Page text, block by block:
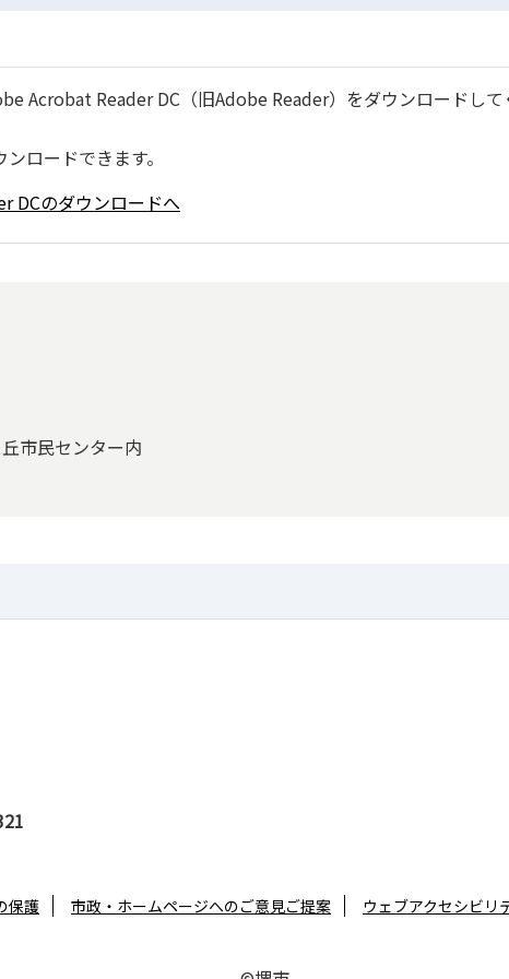
Acrobat Reader DC（旧Adobe Reader）をダウンロードして
ロードできます。
DCのダウンロードへ
市民センター内
保護 市政・ホームページへのご意見ご提案 ウェブアクセシビリ